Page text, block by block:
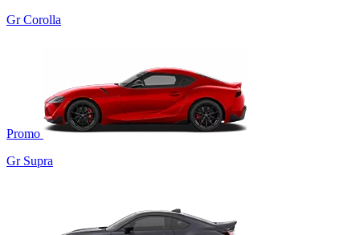
Gr Corolla
Promo
Gr Supra